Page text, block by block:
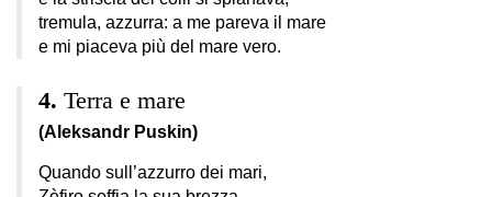
tremula, azzurra: a me pareva il mare
e mi piaceva più del mare vero.
Terra e mare
(Aleksandr Puskin)
Quando sull’azzurro dei mari,